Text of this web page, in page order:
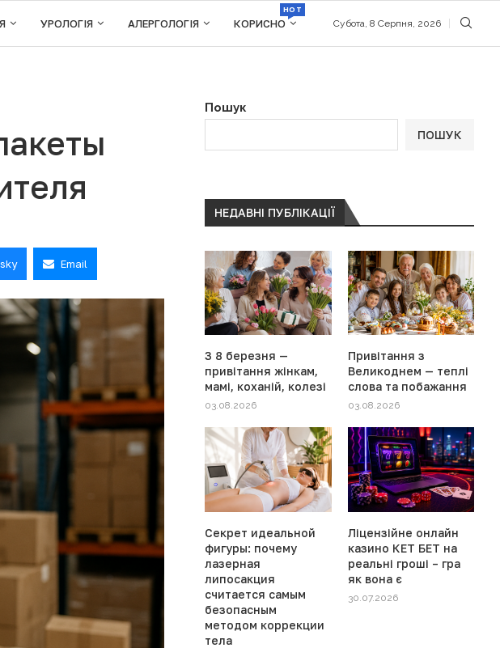
УРОЛОГІЯ АЛЕРГОЛОГІЯ КОРИСНО
HOT
Субота, 8 Серпня, 2026
Email
Пошук
ПОШУК
НЕДАВНІ ПУБЛІКАЦІЇ
З 8 березня —
привітання жінкам,
мамі, коханій, колезі
03.08.2026
Привітання з
Великоднем — теплі
слова та побажання
03.08.2026
Секрет идеальной
фигуры: почему
лазерная
липосакция
считается самым
безопасным
методом коррекции
тела
Ліцензійне онлайн
казино КЕТ БЕТ на
реальні гроші – гра
як вона є
30.07.2026